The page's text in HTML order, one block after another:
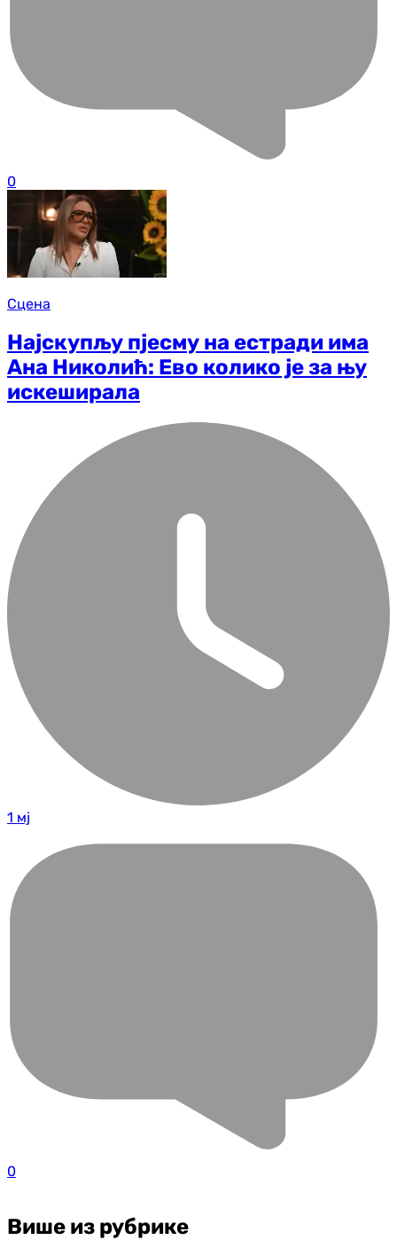
0
Сцена
Најскупљу пјесму на естради има
Ана Николић: Ево колико је за њу
искеширала
1 мј
0
Више из рубрике